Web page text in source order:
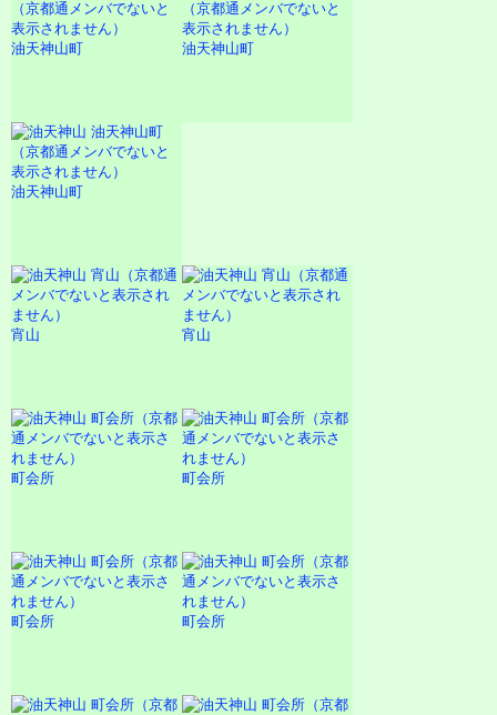
油天神山町 油天神山町
油天神山町
宵山 宵山
町会所 町会所
町会所 町会所